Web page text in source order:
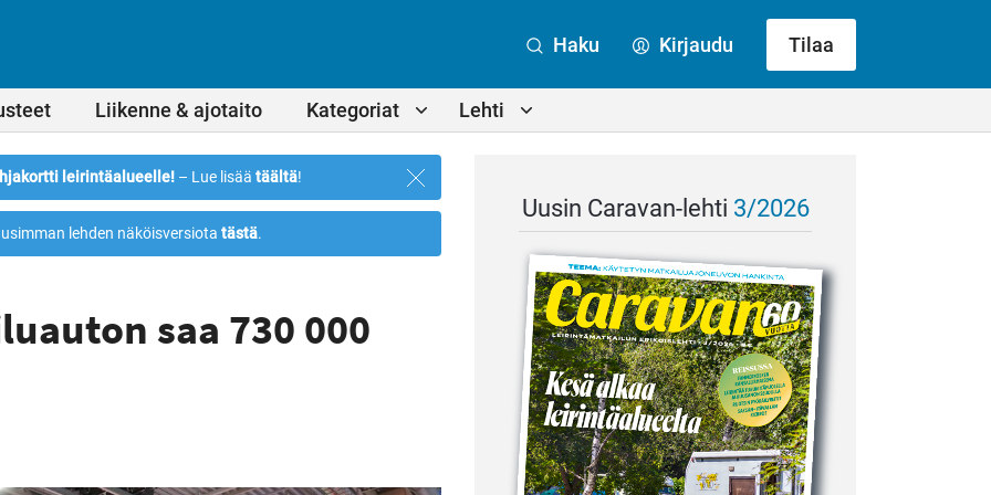
Liikenne & ajotaito Kategoriat Lehti
Haku Kirjaudu Tilaa
leirintäalueelle! – Lue lisää täältä!
Sulje
ilmoitus
lehden näköisversiota tästä.
saa 730 000
Uusin Caravan-lehti 3/2026